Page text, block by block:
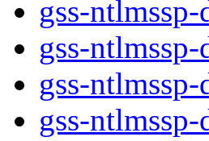
gss-
gss-
gss-
gss-